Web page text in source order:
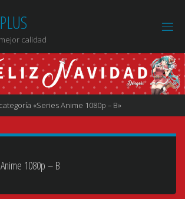
PLUS
calidad
«Series Anime 1080p – B»
1080p – B